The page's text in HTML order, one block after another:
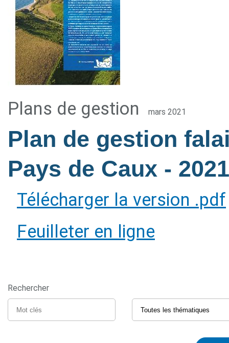
Plans de gestion mars 2021
Plan de gestion
Pays de Caux - 2021
Télécharger la version .pdf
Feuilleter en ligne
Rechercher